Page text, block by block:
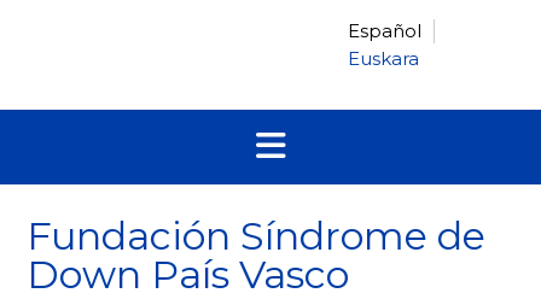
Fundación Síndrome de
Down País Vasco
Español
Euskara